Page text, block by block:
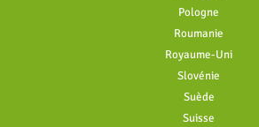
Pologne
Roumanie
Royaume-Uni
Slovénie
Suède
Suisse